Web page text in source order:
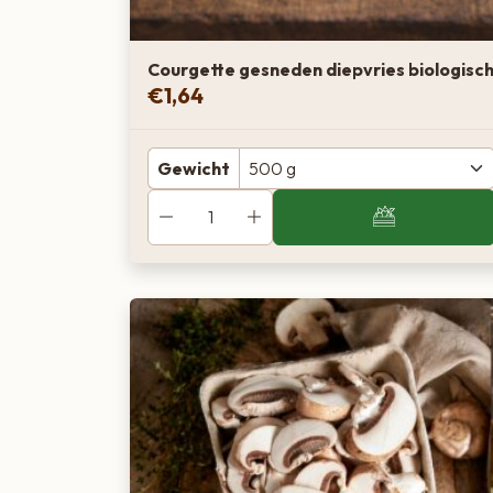
Courgette gesneden diepvries biologisch
€1,64
Gewicht